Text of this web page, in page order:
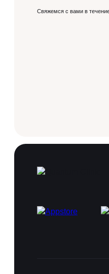
Свяжемся с вами в